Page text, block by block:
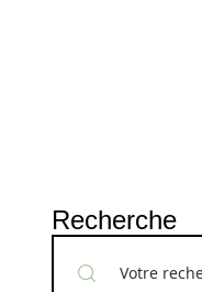
Recherche